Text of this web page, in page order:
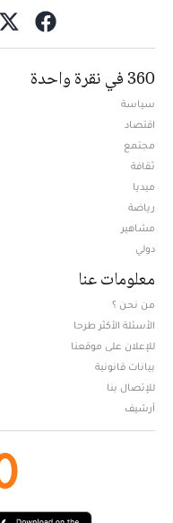
360 في نقرة واحدة
سياسة
اقتصاد
مجتمع
ثقافة
ميديا
رياضة
مشاهير
دولي
معلومات عنا
من نحن ؟
الأسئلة الأكثر طرحا
للإعلان على موقعنا
بيانات قانونية
للإتصال بنا
أرشيف